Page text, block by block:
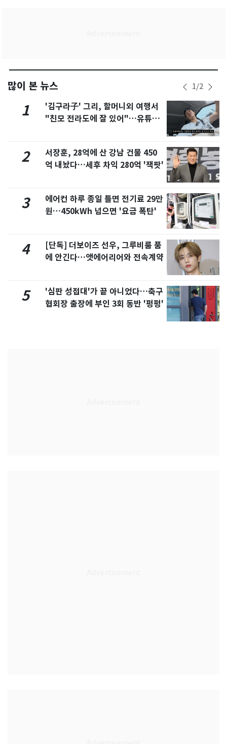
많이 본 뉴스 1/2
1
'김구라子' 그리, 할머니외 여행서
"친모 전라도에 잘 있어"…유튜브
2
서장훈, 28억에 산 강남 건물 450
억 내놨다…세후 차익 280억 '잭팟'
3
에어컨 하루 종일 틀면 전기료 29만
원…450kWh 넘으면 '요금 폭탄'
4
[단독] 더보이즈 선우, 그루비룸 품
에 안긴다…앳에어리어와 전속계약
5
'심판 성접대'가 끝 아니었다…축구
협회장 출장에 부인 3회 동반 '펑펑'